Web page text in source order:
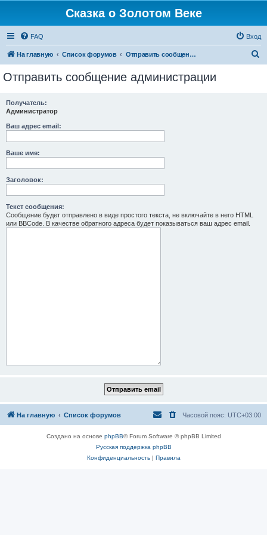
Сказка о Золотом Веке
FAQ Вход
На главную Список форумов Отправить сообщение администрации
Отправить сообщение администрации
Получатель:
Администратор
Ваш адрес email:
Ваше имя:
Заголовок:
Текст сообщения:
Сообщение будет отправлено в виде простого текста, не включайте в него HTML
или BBCode. В качестве обратного адреса будет показываться ваш адрес email.
На главную Список форумов Часовой пояс: UTC+03:00
Создано на основе phpBB® Forum Software © phpBB Limited
Русская поддержка phpBB
Конфиденциальность| Правила